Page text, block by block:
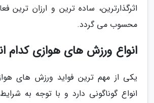
اثرگذارترین، ساده ترین و ارزان ترین
محسوب می گردد.
انواع ورزش های هوازی کدام
یکی از مهم ترین فواید ورزش های
انواع گوناگونی دارد و با توجه به